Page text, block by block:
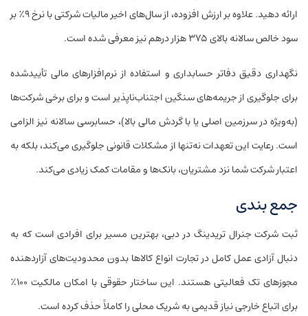
ارائه دهید. علاوه بر ارزش افزوده، از سال‌های اخیر مالیات شرکتی با نرخ ۹٪ بر
سود خالص سالانه بالای ۳۷۵ هزار درهم نیز معرفی شده است.
نگهداری دقیق دفاتر حسابداری و استفاده از نرم‌افزارهای مالی تأییدشده
برای جلوگیری از جریمه‌های سنگین اجتناب‌ناپذیر است و برای برخی شرکت‌ها
(به‌ویژه در سرزمین اصلی یا با گردش مالی بالا)، حسابرسی سالانه نیز الزامی
است. رعایت این تعهدات نه‌تنها از مشکلات قانونی جلوگیری می‌کند، بلکه به
اعتبار شرکت شما نزد مشتریان، بانک‌ها و مقامات کمک زیادی می‌کند.
جمع بندی
ثبت شرکت جنرال تریدینگ در دبی، بهترین مسیر برای افرادی است که به
دنبال آزادی عمل کامل در تجارت انواع کالاها بدون محدودیت‌های آزاردهنده
مجوزهای تک فعالیتی هستند. این ساختار حقوقی با امکان مالکیت ۱۰۰٪
برای اتباع خارجی نیاز قدیمی به شریک محلی را کاملاً حذف کرده است.